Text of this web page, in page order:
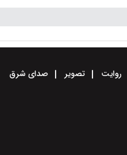
روایت تصویر صدای شرق